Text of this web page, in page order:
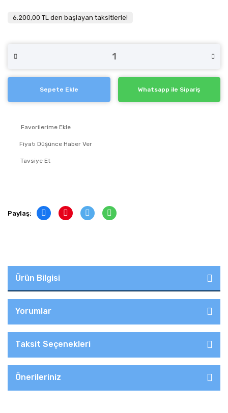
6.200,00 TL den başlayan taksitlerle!
Sepete Ekle Whatsapp ile Sipariş
Fiyatı Düşünce Haber Ver
Tavsiye Et
Paylaş:
Ürün Bilgisi
Yorumlar
Taksit Seçenekleri
Önerileriniz